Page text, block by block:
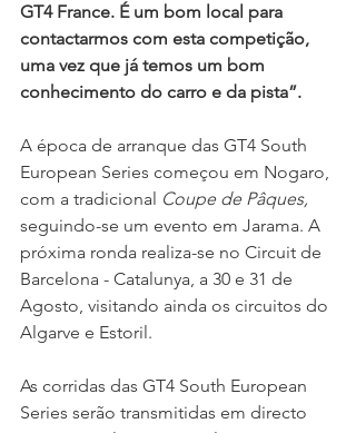
GT4 France. É um bom local para
contactarmos com esta competição,
uma vez que já temos um bom
conhecimento do carro e da pista”.
A época de arranque das GT4 South
European Series começou em Nogaro,
com a tradicional Coupe de Pâques,
seguindo-se um evento em Jarama. A
próxima ronda realiza-se no Circuit de
Barcelona - Catalunya, a 30 e 31 de
Agosto, visitando ainda os circuitos do
Algarve e Estoril.
As corridas das GT4 South European
Series serão transmitidas em directo